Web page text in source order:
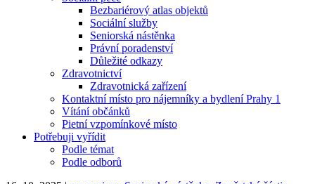
Bezbariérový atlas objektů
Sociální služby
Seniorská nástěnka
Právní poradenství
Důležité odkazy
Zdravotnictví
Zdravotnická zařízení
Kontaktní místo pro nájemníky a bydlení Prahy 1
Vítání občánků
Pietní vzpomínkové místo
Potřebuji vyřídit
Podle témat
Podle odborů